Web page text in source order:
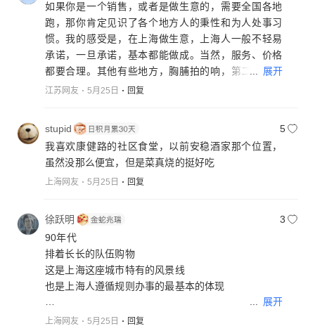
如果你是一个销售，或者是做生意的，需要全国各地
跑，那你肯定见识了各个地方人的秉性和为人处事习
惯。我的感受是，在上海做生意，上海人一般不轻易
承诺，一旦承诺，基本都能做成。当然，服务、价格
都要合理。其他有些地方，胸脯拍的响，第二天不认
账的多了去了。所以在上海做生意，是最省心的，你
宜没好货，天上没有掉馅饼的好事，不占人便宜，别
人也别占我便宜，这也是为人处事方式。
展开
江苏网友 5月25日 回复
stupid
5
我喜欢康健路的社区食堂，以前安稳酒家那个位置，
虽然没那么便宜，但是菜真烧的挺好吃
上海网友 5月25日 回复
徐跃明
3
90年代
排着长长的队伍购物
这是上海这座城市特有的风景线
也是上海人遵循规则办事的最基本的体现
随着社会、经济的快速发展
... 展开
上海网友 5月25日 回复